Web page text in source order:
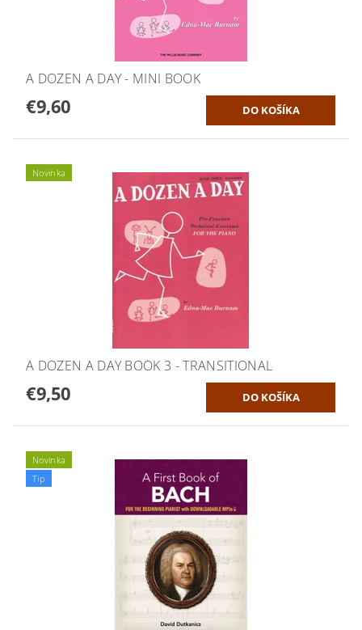
A DOZEN A DAY - MINI BOOK
€9,60
Novinka
A DOZEN A DAY BOOK 3 - TRANSITIONAL
€9,50
Novinka
Tip